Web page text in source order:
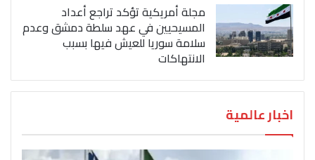
مجلة أمريكية تؤكد تراجع أعداد
المسيحيين في عهد سلطة دمشق وعدم
سلامة سوريا للعيش فيها بسبب
الانتهاكات
اخبار عالمية